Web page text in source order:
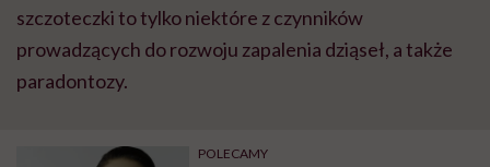
szczoteczki to tylko niektóre z czynników
prowadzących do rozwoju zapalenia dziąseł, a także
paradontozy.
POLECAMY